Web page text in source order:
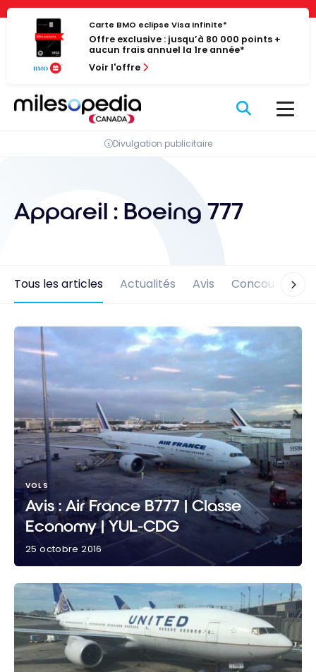
Panneau de gestion des cookies
Passer
contenu
Carte BMO eclipse Visa Infinite*
Offre exclusive : jusqu’à 80 000 points +
aucun frais annuel la 1re année*
Voir l'offre
Divulgation publicitaire
Appareil : Boeing 777
Tous les articles Actualités Avis Concours
VOLS
Avis : Air France B777 | Classe
Economy | YUL-CDG
25 octobre 2016